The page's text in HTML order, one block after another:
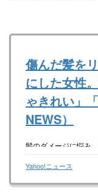
傷んだ髪を
にした女性
ゃきれい」
NEWS）
髪のダメージに悩み
ットした様子を
Yahoo!ニュース